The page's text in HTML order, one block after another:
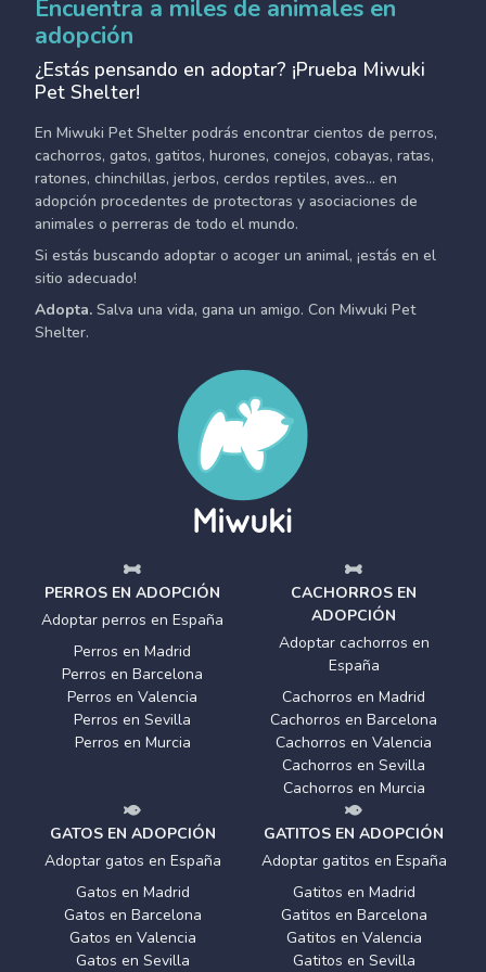
Encuentra a miles de animales en
adopción
¿Estás pensando en adoptar? ¡Prueba Miwuki
Pet Shelter!
En Miwuki Pet Shelter podrás encontrar cientos de perros,
cachorros, gatos, gatitos, hurones, conejos, cobayas, ratas,
ratones, chinchillas, jerbos, cerdos reptiles, aves... en
adopción procedentes de protectoras y asociaciones de
animales o perreras de todo el mundo.
Si estás buscando adoptar o acoger un animal, ¡estás en el
sitio adecuado!
Adopta. Salva una vida, gana un amigo. Con Miwuki Pet
Shelter.
PERROS EN ADOPCIÓN
Adoptar perros en España
Perros en Madrid
Perros en Barcelona
Perros en Valencia
Perros en Sevilla
Perros en Murcia
CACHORROS EN
ADOPCIÓN
Adoptar cachorros en
España
Cachorros en Madrid
Cachorros en Barcelona
Cachorros en Valencia
Cachorros en Sevilla
Cachorros en Murcia
GATOS EN ADOPCIÓN
Adoptar gatos en España
Gatos en Madrid
Gatos en Barcelona
Gatos en Valencia
Gatos en Sevilla
GATITOS EN ADOPCIÓN
Adoptar gatitos en España
Gatitos en Madrid
Gatitos en Barcelona
Gatitos en Valencia
Gatitos en Sevilla